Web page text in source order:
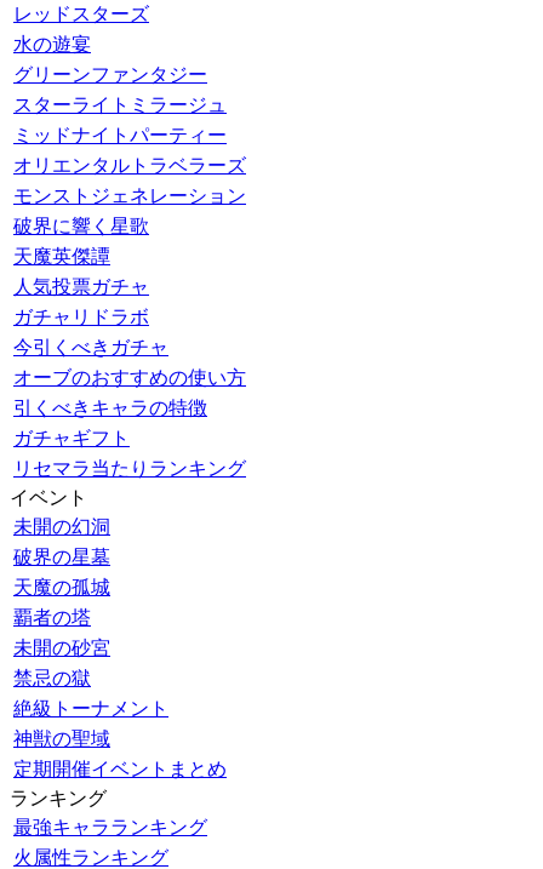
レッドスターズ
水の遊宴
グリーンファンタジー
スターライトミラージュ
ミッドナイトパーティー
オリエンタルトラベラーズ
モンストジェネレーション
破界に響く星歌
天魔英傑譚
人気投票ガチャ
ガチャリドラボ
今引くべきガチャ
オーブのおすすめの使い方
引くべきキャラの特徴
ガチャギフト
リセマラ当たりランキング
イベント
未開の幻洞
破界の星墓
天魔の孤城
覇者の塔
未開の砂宮
禁忌の獄
絶級トーナメント
神獣の聖域
定期開催イベントまとめ
ランキング
最強キャラランキング
火属性ランキング